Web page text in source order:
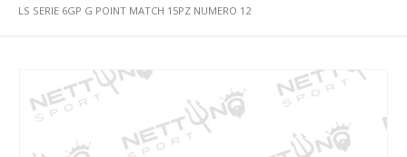
LS SERIE 6GP G POINT MATCH 15PZ NUMERO 12